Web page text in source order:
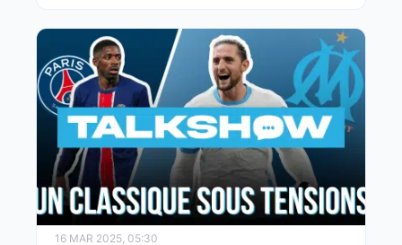
16 MAR 2025, 05:30